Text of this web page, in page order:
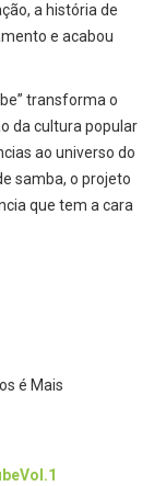
a história de
e acabou
transforma o
da cultura popular
ao universo do
samba, o projeto
que tem a cara
é Mais